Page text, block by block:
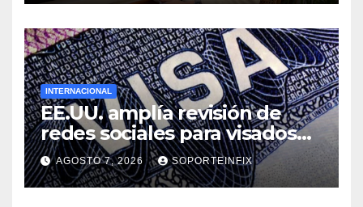
INTERNACIONAL
EE.UU. amplía revisión de
redes sociales para visados
de periodistas y ciertos
ciudadanos de México y
Canadá
AGOSTO 7, 2026 SOPORTEINFIX